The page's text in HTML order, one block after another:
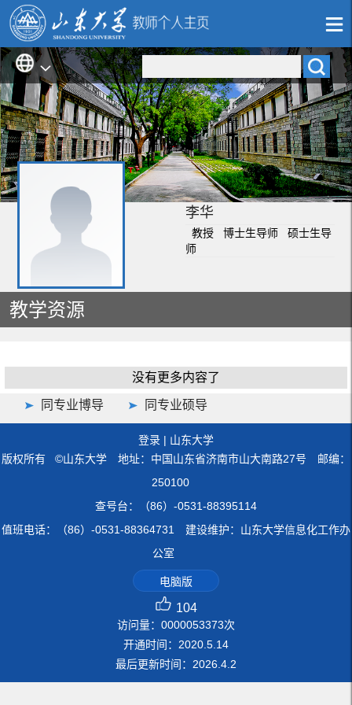
李华
教授 博士生导师 硕士生导
师
教学资源
没有更多内容了
同专业博导 同专业硕导
登录 | 山东大学
版权所有 ©山东大学 地址：中国山东省济南市山大南路27号 邮编：
250100
查号台：（86）-0531-88395114
值班电话：（86）-0531-88364731 建设维护：山东大学信息化工作办
公室
电脑版
104
访问量： 0000053373次
开通时间： 2020.5.14
最后更新时间： 2026.4.2